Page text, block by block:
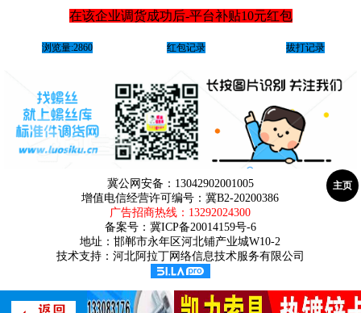
在该企业调货成功后-平台补贴10元红包
浏览量:2860 红包记录 拔打记录
冀公网安备：13042902001005
增值电信经营许可编号：冀B2-20200386
广告招商热线： 13292024300
备案号： 冀ICP备20014159号-6
地址：邯郸市永年区河北铺产业城W10-2
技术支持：河北阿拉丁网络信息技术服务有限公司
主页